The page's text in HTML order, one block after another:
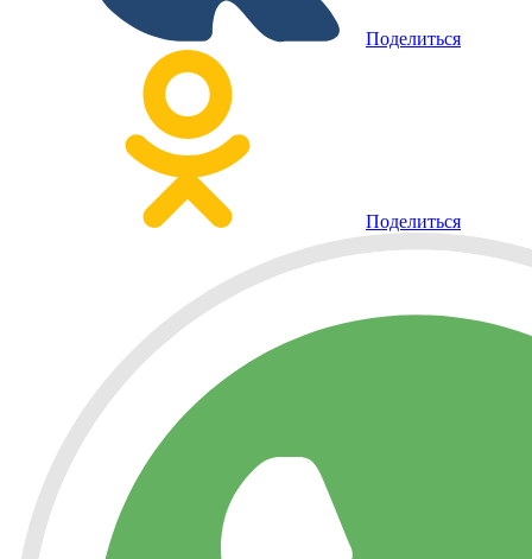
Поделиться
Поделиться